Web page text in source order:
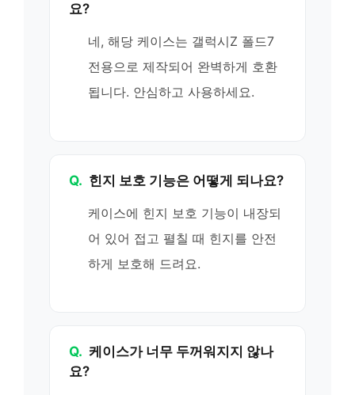
요?
네, 해당 케이스는 갤럭시Z 폴드7
전용으로 제작되어 완벽하게 호환
됩니다. 안심하고 사용하세요.
Q. 힌지 보호 기능은 어떻게 되나요?
케이스에 힌지 보호 기능이 내장되
어 있어 접고 펼칠 때 힌지를 안전
하게 보호해 드려요.
Q. 케이스가 너무 두꺼워지지 않나
요?